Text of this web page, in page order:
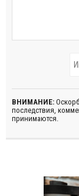
ВНИМАНИЕ:
последствия,
принимаются.